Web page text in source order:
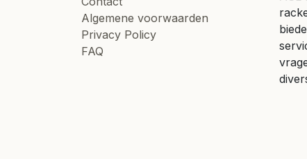
Algemene voorwaarden
Privacy Policy
FAQ